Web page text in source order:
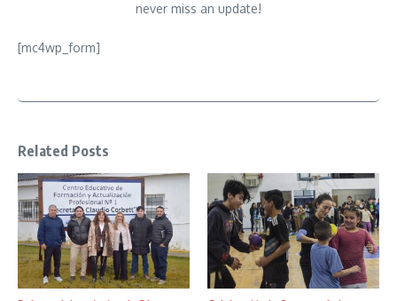
never miss an update!
[mc4wp_form]
Related Posts